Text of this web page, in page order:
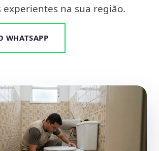
experientes na sua região.
WHATSAPP